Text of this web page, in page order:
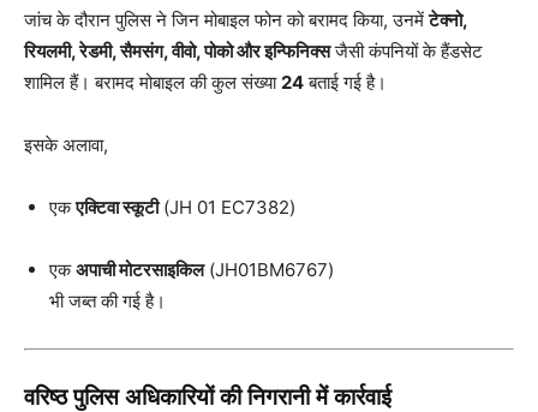
जांच के दौरान पुलिस ने जिन मोबाइल फोन को बरामद किया, उनमेंटेक्नो,
रियलमी, रेडमी, सैमसंग, वीवो, पोको और इन्फिनिक्सजैसी कंपनियों के हैंडसेट
शामिल हैं। बरामद मोबाइल की कुल संख्या 24बताई गई है।
इसके अलावा,
एकएक्टिवा स्कूटी(JH 01 EC7382)
एकअपाची मोटरसाइकिल(JH01BM6767)
भी जब्त की गई है।
वरिष्ठ पुलिस अधिकारियों की निगरानी में कार्रवाई